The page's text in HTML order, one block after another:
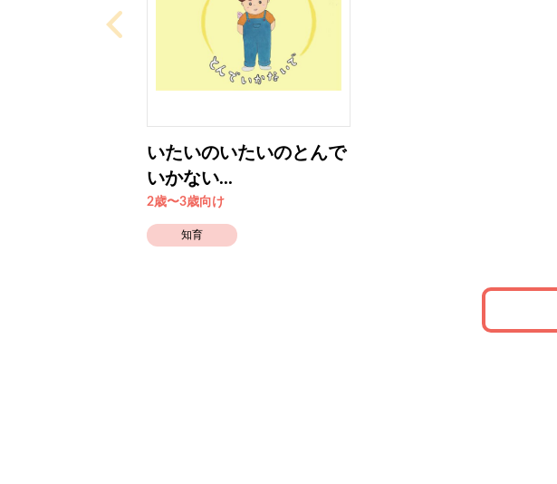
いたいのいたいのとんで
いかない...
2歳〜3歳向け
知育